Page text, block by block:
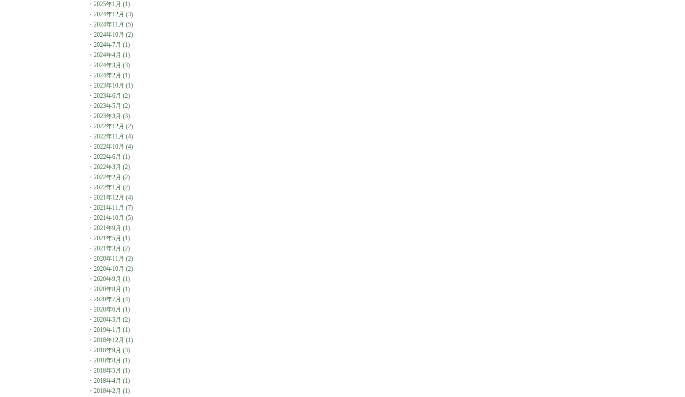
・ 2025年1月 (1)
・ 2024年12月 (3)
・ 2024年11月 (5)
・ 2024年10月 (2)
・ 2024年7月 (1)
・ 2024年4月 (1)
・ 2024年3月 (3)
・ 2024年2月 (1)
・ 2023年10月 (1)
・ 2023年6月 (2)
・ 2023年5月 (2)
・ 2023年3月 (3)
・ 2022年12月 (2)
・ 2022年11月 (4)
・ 2022年10月 (4)
・ 2022年6月 (1)
・ 2022年3月 (2)
・ 2022年2月 (2)
・ 2022年1月 (2)
・ 2021年12月 (4)
・ 2021年11月 (7)
・ 2021年10月 (5)
・ 2021年9月 (1)
・ 2021年5月 (1)
・ 2021年3月 (2)
・ 2020年11月 (2)
・ 2020年10月 (2)
・ 2020年9月 (1)
・ 2020年8月 (1)
・ 2020年7月 (4)
・ 2020年6月 (1)
・ 2020年5月 (2)
・ 2019年1月 (1)
・ 2018年12月 (1)
・ 2018年9月 (3)
・ 2018年8月 (1)
・ 2018年5月 (1)
・ 2018年4月 (1)
・ 2018年2月 (1)